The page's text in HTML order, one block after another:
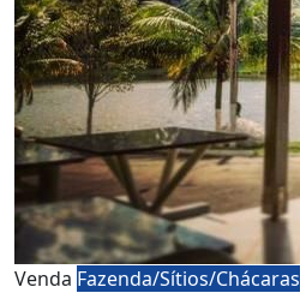
Venda Fazenda/Sítios/Chácaras